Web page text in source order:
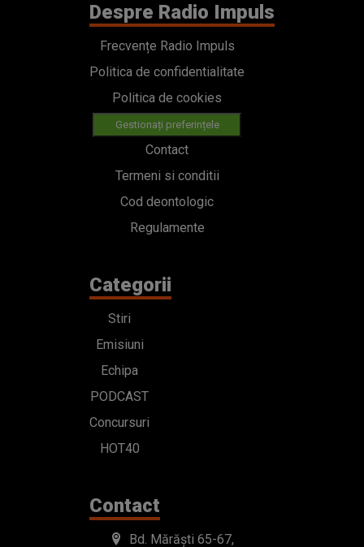
Despre Radio Impuls
Frecvențe Radio Impuls
Politica de confidentialitate
Politica de cookies
Gestionați preferințele
Contact
Termeni si conditii
Cod deontologic
Regulamente
Categorii
Stiri
Emisiuni
Echipa
PODCAST
Concursuri
HOT40
Contact
Bd. Mărăști 65-67,